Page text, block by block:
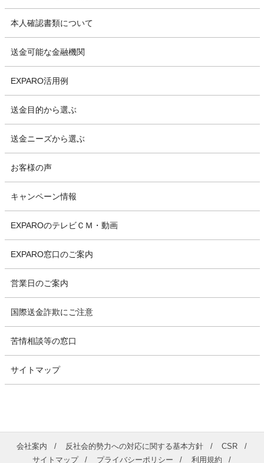
本人確認書類について
送金可能な金融機関
EXPARO活用例
送金目的から選ぶ
送金ニーズから選ぶ
お客様の声
キャンペーン情報
EXPAROのテレビＣＭ・動画
EXPARO窓口のご案内
営業日のご案内
国際送金詐欺にご注意
苦情相談等の窓口
サイトマップ
会社案内 反社会的勢力への対応に関する基本方針
CSR
サイトマップ
プライバシーポリシー 利用規約